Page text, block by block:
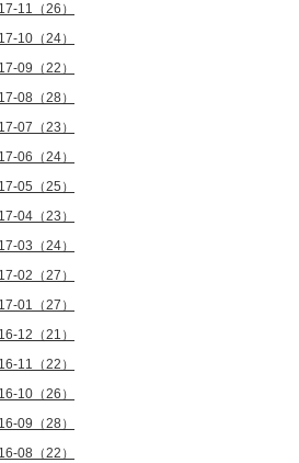
11（26）
10（24）
09（22）
08（28）
07（23）
06（24）
05（25）
04（23）
03（24）
02（27）
01（27）
12（21）
11（22）
10（26）
09（28）
08（22）